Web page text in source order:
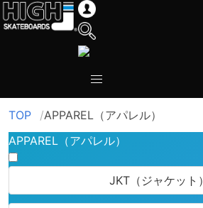
TOP
APPAREL（アパレル）
APPAREL（アパレル）
JKT（ジャケット）